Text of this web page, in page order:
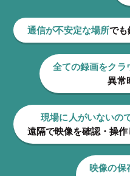
通信が不安定な場所でも
全ての録画をクラ
異常
現場に人がいないので
遠隔で映像を確認・操作
映像の保